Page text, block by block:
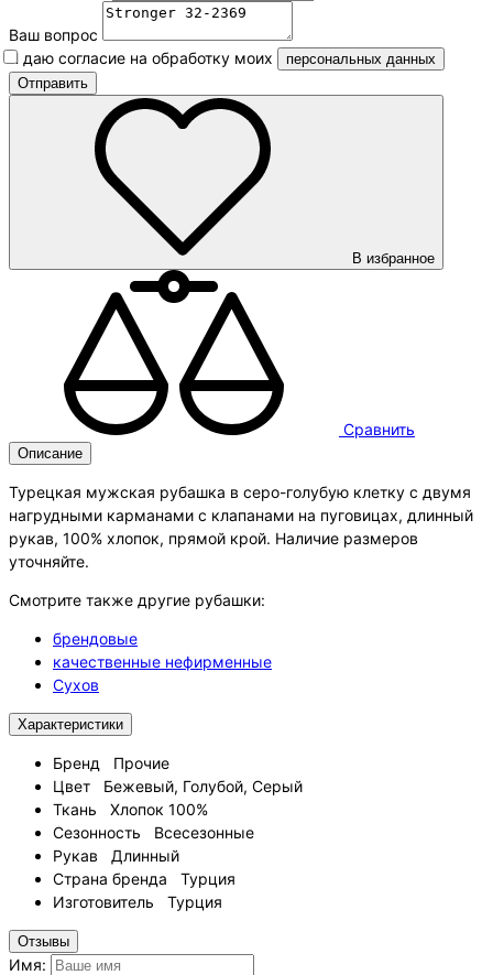
Ваш вопрос
Я даю согласие на обработку моих
персональных данных
В избранное
Сравнить
Описание
Турецкая мужская рубашка в серо-голубую клетку с двумя
нагрудными карманами с клапанами на пуговицах, длинный
рукав, 100% хлопок, прямой крой. Наличие размеров
уточняйте.
Смотрите также другие рубашки:
брендовые
качественные нефирменные
Сухов
Характеристики
Бренд
Прочие
Цвет
Бежевый, Голубой, Серый
Ткань
Хлопок 100%
Сезонность
Всесезонные
Рукав
Длинный
Страна бренда
Турция
Изготовитель
Турция
Отзывы
Имя: